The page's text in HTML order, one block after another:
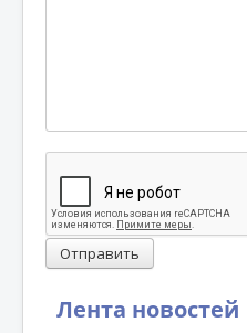
Лента новостей
Отправить